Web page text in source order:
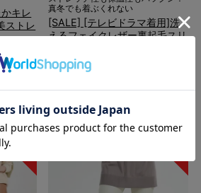
キレ
ストレ
真冬でも着ぶくれない
[SALE] [テレビドラマ着用]洗
えるフェイクレザー裏起毛スリ
定価 ¥6,980
3件